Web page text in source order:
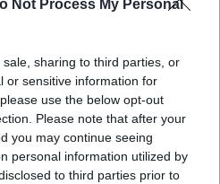
Not Process My Personal
sharing to third parties, or
or sensitive information for
use the below opt-out
Please note that after your
you may continue seeing
personal information utilized by
to third parties prior to
élet sok más területén igaz
megfelelően kiválasztott
tudjuk elérni a fejlesztési
fontos, hogy egy teljes
platform legyen képes
módszertanokat, mint
, vagy a manapság